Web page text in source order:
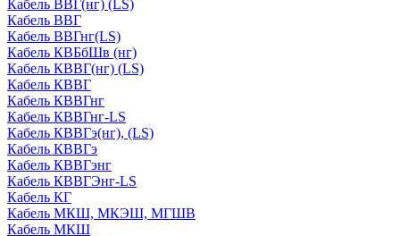
Кабель ВВГ(нг) (LS)
Кабель ВВГ
Кабель ВВГнг(LS)
Кабель КВБбШв (нг)
Кабель КВВГ(нг) (LS)
Кабель КВВГ
Кабель КВВГнг
Кабель КВВГнг-LS
Кабель КВВГэ(нг), (LS)
Кабель КВВГэ
Кабель КВВГэнг
Кабель КВВГЭнг-LS
Кабель КГ
Кабель МКШ, МКЭШ, МГШВ
Кабель МКШ